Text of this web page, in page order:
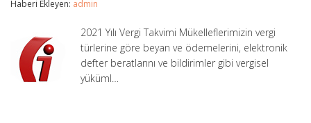
Haberi Ekleyen: admin
2021 Yılı Vergi Takvimi Mükelleflerimizin vergi
türlerine göre beyan ve ödemelerini, elektronik
defter beratlarını ve bildirimler gibi vergisel
yüküml…